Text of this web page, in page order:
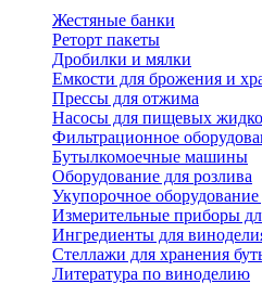
Жестяные банки
Реторт пакеты
Дробилки и мялки
Емкости для брожения и
Прессы для отжима
Насосы для пищевых
Фильтрационное
Бутылкомоечные машины
Оборудование для розлива
Укупорочное
Измерительные приборы
Ингредиенты для
Стеллажи для хранения
Литература по виноделию